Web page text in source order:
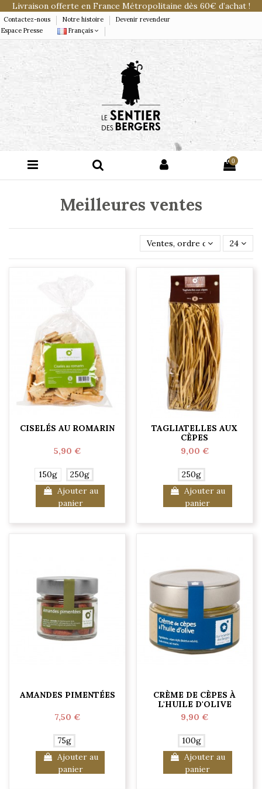
Livraison offerte en France Métropolitaine dès 60€ d’achat !
Contactez-nous Notre histoire
Devenir revendeur
Espace Presse
Français
0
Meilleures ventes
Ventes, ordre décroissant
24
CISELÉS AU ROMARIN
5,90 €
150g
250g
Ajouter au
panier
TAGLIATELLES AUX
CÈPES
9,00 €
250g
Ajouter au
panier
AMANDES PIMENTÉES
7,50 €
75g
Ajouter au
panier
CRÈME DE CÈPES À
L'HUILE D'OLIVE
9,90 €
100g
Ajouter au
panier